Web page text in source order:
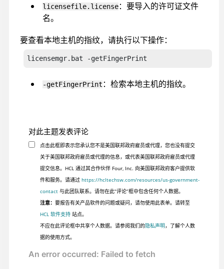
licensefile.license：要导入的许可证文件
名。
要查看本地主机的指纹，请执行以下操作：
licensemgr.bat -getFingerPrint
-getFingerPrint ：检索本地主机的指纹。
对此主题发表评论
点击此框即表示您承认您不是美国联邦政府雇员或代理，您也没有提交
关于美国联邦政府雇员或代理的信息，或代表美国联邦政府雇员或代理
提交信息。HCL 通过其合作伙伴 Four, Inc. 向美国联邦政府客户提供软
件和服务。请通过 https://hcltechsw.com/resources/us-government-
contact与此团队联系。请勿在此“评论”框中包含任何个人数据。
注意： 要报告有关产品软件的问题或疑问，请勿使用此表单。请转至
HCL 软件支持站点。
不应在此评论框中共享个人数据。请参阅我们的隐私声明，了解个人数
据的使用方式。